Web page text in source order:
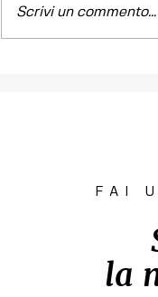
Scrivi un commento...
FAI
la